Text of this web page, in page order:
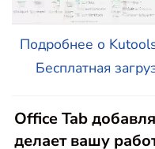
Подробнее о
Бесплатная
Office Tab
делает вашу